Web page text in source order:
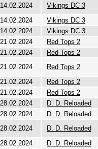
14.02.2024
Vikings DC 3
14.02.2024
Vikings DC 3
14.02.2024
Vikings DC 3
21.02.2024
Red Tops 2
21.02.2024
Red Tops 2
21.02.2024
Red Tops 2
21.02.2024
Red Tops 2
21.02.2024
Red Tops 2
28.02.2024
D. D. Reloaded
28.02.2024
D. D. Reloaded
28.02.2024
D. D. Reloaded
28.02.2024
D. D. Reloaded